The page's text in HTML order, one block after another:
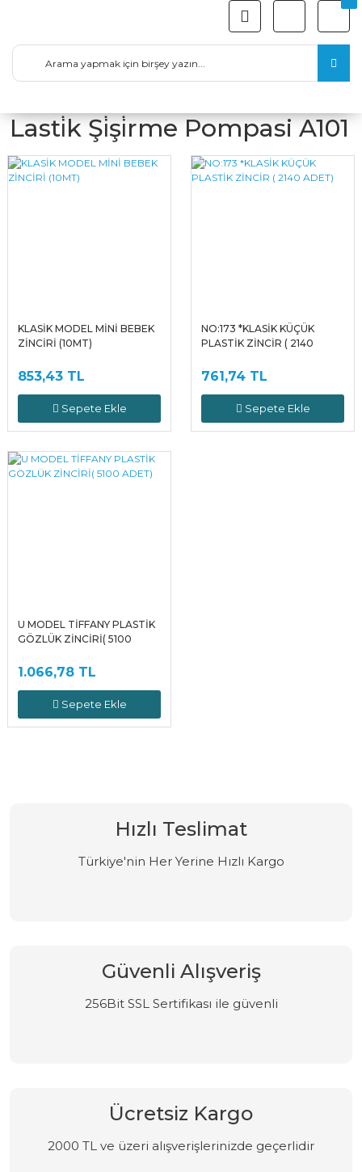
Lasti̇k Şi̇şi̇rme Pompasi A101
KLASİK MODEL MİNİ BEBEK
ZİNCİRİ (10MT)
853,43 TL
Sepete Ekle
NO:173 *KLASİK KÜÇÜK
PLASTİK ZİNCİR ( 2140
761,74 TL
Sepete Ekle
U MODEL TİFFANY PLASTİK
GÖZLÜK ZİNCİRİ( 5100
1.066,78 TL
Sepete Ekle
Hızlı Teslimat
Türkiye'nin Her Yerine Hızlı Kargo
Güvenli Alışveriş
256Bit SSL Sertifikası ile güvenli
Ücretsiz Kargo
2000 TL ve üzeri alışverişlerinizde geçerlidir